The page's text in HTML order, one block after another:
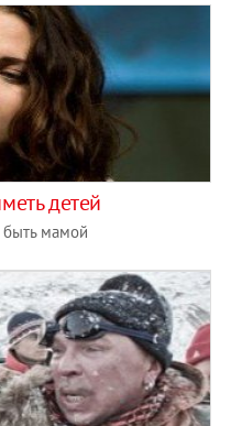
детей
быть мамой